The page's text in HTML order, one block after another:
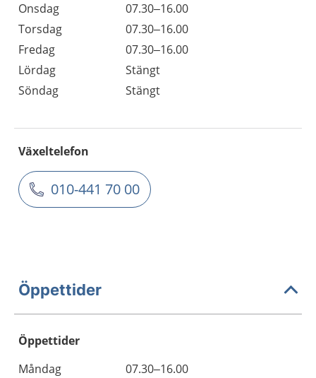
Onsdag
07.30–16.00
Torsdag
07.30–16.00
Fredag
07.30–16.00
Lördag
Stängt
Söndag
Stängt
Växeltelefon
010-441 70 00
Öppettider
Öppettider
Dag
Öppettider
Kommentarer
Måndag 07.30–16.00